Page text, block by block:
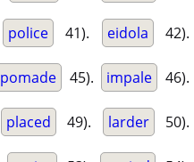
police 41). eidola 42).
pomade 45). impale 46).
placed 49). larder 50).